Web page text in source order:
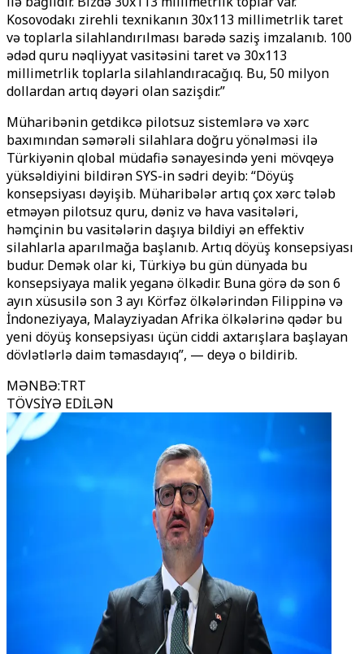
Kosovodakı zirehli texnikanın 30x113 millimetrlik taret
və toplarla silahlandırılması barədə saziş imzalanıb. 100
ədəd quru nəqliyyat vasitəsini taret və 30x113
millimetrlik toplarla silahlandıracağıq. Bu, 50 milyon
dollardan artıq dəyəri olan sazişdir.”
Müharibənin getdikcə pilotsuz sistemlərə və xərc
baxımından səmərəli silahlara doğru yönəlməsi ilə
Türkiyənin qlobal müdafiə sənayesində yeni mövqeyə
yüksəldiyini bildirən SYS-in sədri deyib: “Döyüş
konsepsiyası dəyişib. Müharibələr artıq çox xərc tələb
etməyən pilotsuz quru, dəniz və hava vasitələri,
həmçinin bu vasitələrin daşıya bildiyi ən effektiv
silahlarla aparılmağa başlanıb. Artıq döyüş konsepsiyası
budur. Demək olar ki, Türkiyə bu gün dünyada bu
konsepsiyaya malik yeganə ölkədir. Buna görə də son 6
ayın xüsusilə son 3 ayı Körfəz ölkələrindən Filippinə və
İndoneziyaya, Malayziyadan Afrika ölkələrinə qədər bu
yeni döyüş konsepsiyası üçün ciddi axtarışlara başlayan
dövlətlərlə daim təmasdayıq”, — deyə o bildirib.
MƏNBƏ:TRT
TÖVSİYƏ EDİLƏN